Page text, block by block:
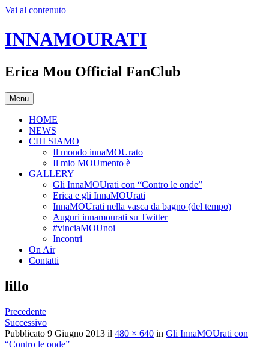
Vai al contenuto
INNAMOURATI
Erica Mou Official FanClub
Menu
HOME
NEWS
CHI SIAMO
Il mondo innaMOUrato
Il mio MOUmento è
GALLERY
Gli InnaMOUrati con “Contro le onde”
Erica e gli InnaMOUrati
InnaMOUrati nella vasca da bagno (del tempo)
Auguri innamourati su Twitter
#vinciaMOUnoi
Incontri
On Air
Contatti
lillo
Precedente
Successivo
Pubblicato 9 Giugno 2013 il 480 × 640 in Gli InnaMOUrati con
“Contro le onde”